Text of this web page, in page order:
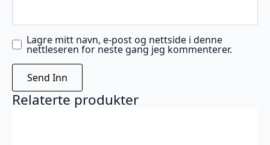
Lagre mitt navn, e-post og nettside i denne
nettleseren for neste gang jeg kommenterer.
Relaterte produkter